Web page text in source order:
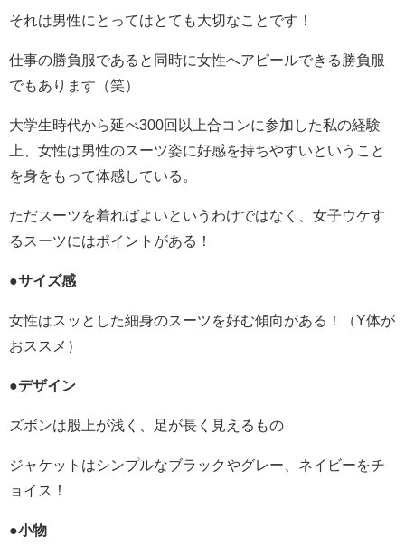
それは男性にとってはとても大切なことです！
仕事の勝負服であると同時に女性へアピールできる勝負服
でもあります（笑）
大学生時代から延べ300回以上合コンに参加した私の経験
上、女性は男性のスーツ姿に好感を持ちやすいということ
を身をもって体感している。
ただスーツを着ればよいというわけではなく、女子ウケす
るスーツにはポイントがある！
●サイズ感
女性はスッとした細身のスーツを好む傾向がある！（Y体が
おススメ）
●デザイン
ズボンは股上が浅く、足が長く見えるもの
ジャケットはシンプルなブラックやグレー、ネイビーをチ
ョイス！
●小物